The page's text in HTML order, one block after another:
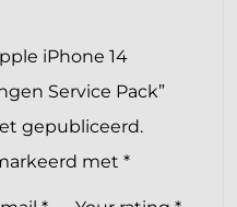
iPhone 14
Service Pack”
gepubliceerd.
met *